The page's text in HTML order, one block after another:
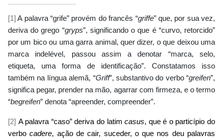
[1] A palavra “grife” provém do francês “griffe” que, por sua vez,
deriva do grego “gryps”, significando o que é “curvo, retorcido”
por um bico ou uma garra animal, quer dizer, o que deixou uma
marca indelével, passou assim a denotar “marca, selo,
etiqueta, uma forma de identificação”. Constatamos isso
também na língua alemã, “Griff”, substantivo do verbo “greifen”,
significa pegar, prender na mão, agarrar com firmeza, e o termo
“begreifen” denota “apreender, compreender”.
[2] A palavra “caso” deriva do latimcasus, que é o particípio do
verbocadere, ação de cair, suceder, o que nos deu palavras